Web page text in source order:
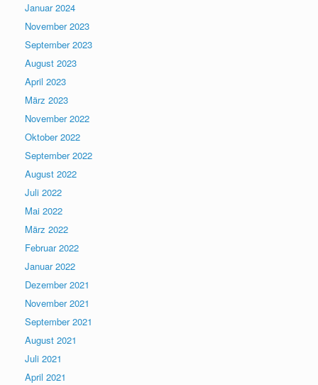
Januar 2024
November 2023
September 2023
August 2023
April 2023
März 2023
November 2022
Oktober 2022
September 2022
August 2022
Juli 2022
Mai 2022
März 2022
Februar 2022
Januar 2022
Dezember 2021
November 2021
September 2021
August 2021
Juli 2021
April 2021